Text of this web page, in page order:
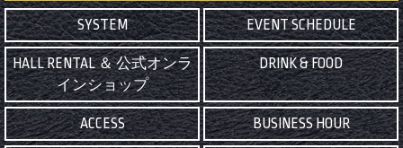
SYSTEM EVENT SCHEDULE
HALL RENTAL ＆ 公式オンラ
インショップ
DRINK & FOOD
ACCESS BUSINESS HOUR